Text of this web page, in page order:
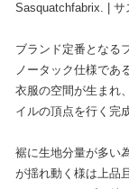
Sasquatchfabrix. |
ブランド定番となる
ノータック仕様であ
衣服の空間が生まれ
イルの頂点を行く完
裾に生地分量が多い
が揺れ動く様は上品